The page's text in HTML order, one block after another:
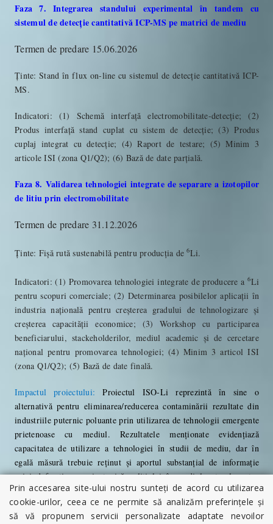
Faza 7. Integrarea standului experimental în tandem cu
sistemul de detecție cantitativă ICP-MS pe matrici de mediu
Termen de predare 15.06.2026
Ținte: Stand în flux on-line cu sistemul de detecție cantitativă ICP-
MS.
Indicatori: (1) Schemă interfață electromobilitate-detecție; (2)
Produs interfață stand cuplat cu sistem de detecție; (3) Produs
cuplaj integrat cu detecție; (4) Raport de testare; (5) Minim 3
articole ISI (zona Q1/Q2); (6) Bază de date parțială.
Faza 8. Validarea tehnologiei integrate de separare a izotopilor
de litiu prin electromobilitate
Termen de predare 31.12.2026
Ținte: Fişă rută sustenabilă pentru producția de6Li.
Indicatori: (1) Promovarea tehnologiei integrate de producere a6Li
pentru scopuri comerciale; (2) Determinarea posibilelor aplicații în
industria națională pentru creșterea gradului de tehnologizare și
creșterea capacității economice; (3) Workshop cu participarea
beneficiarului, stackeholderilor, mediul academic și de cercetare
național pentru promovarea tehnologiei; (4) Minim 3 articol ISI
(zona Q1/Q2); (5) Bază de date finală.
Impactul proiectului:Proiectul ISO-Li reprezintă în sine o
alternativă pentru eliminarea/reducerea contaminării rezultate din
industriile puternic poluante prin utilizarea de tehnologii emergente
prietenoase cu mediul. Rezultatele menționate evidențiază
capacitatea de utilizare a tehnologiei în studii de mediu, dar în
egală măsură trebuie reținut și aportul substanțial de informație
privind fracționarea izotopică a litiului în mediul natural pentru
utilizarea în abordările tehnologice care urmează a fi investigate în
cadrul proiectului. Numeroase laboratoare de cercetare sunt
implicate în studii aplicative conduse cu scopul de a separa izotopii
Prin accesarea site-ului nostru sunteți de acord cu utilizarea
cookie-urilor, ceea ce ne permite să analizăm preferințele și
să vă propunem servicii personalizate adaptate nevoilor